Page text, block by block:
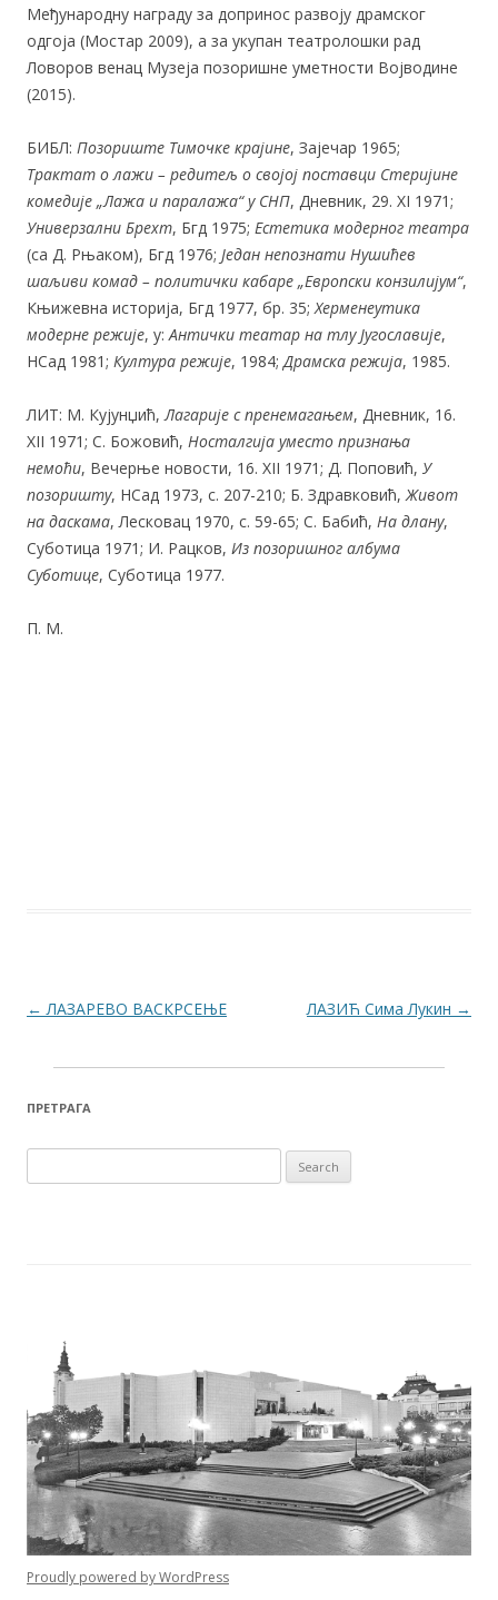
Међународну награду за допринос развоју драмског
одгоја (Мостар 2009), а за укупан театролошки рад
Ловоров венац Музеја позоришне уметности Војводине
(2015).
БИБЛ: Позориште Тимочке крајине, Зајечар 1965;
Трактат о лажи – редитељ о својој поставци Стеријине
комедије „Лажа и паралажа“ у СНП, Дневник, 29. XI 1971;
Универзални Брехт, Бгд 1975; Естетика модерног театра
(са Д. Рњаком), Бгд 1976; Један непознати Нушићев
шаљиви комад – политички кабаре „Европски конзилијум“,
Књижевна историја, Бгд 1977, бр. 35;Херменеутика
модерне режије, у:Антички театар на тлу Југославије,
НСад 1981; Култура режије, 1984;Драмска режија, 1985.
ЛИТ: М. Кујунџић,Лагарије с пренемагањем, Дневник, 16.
XII 1971; С. Божовић, Носталгија уместо признања
немоћи, Вечерње новости, 16. XII 1971; Д. Поповић, У
позоришту, НСад 1973, с. 207-210; Б. Здравковић,Живот
на даскама, Лесковац 1970, с. 59-65; С. Бабић, На длану,
Суботица 1971; И. Рацков, Из позоришног албума
Суботице, Суботица 1977.
П. М.
Post navigation
← ЛАЗАРЕВО ВАСКРСЕЊЕ ЛАЗИЋ Сима Лукин →
ПРЕТРАГА
Proudly powered by WordPress